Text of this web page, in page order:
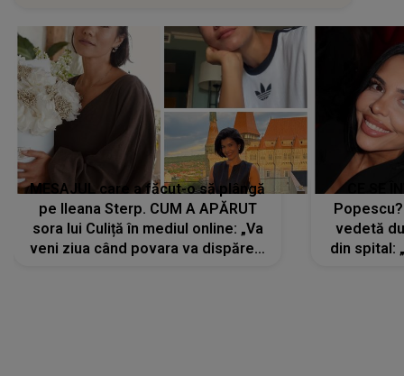
MESAJUL care a făcut-o să plângă
pe Ileana Sterp. CUM A APĂRUT
sora lui Culiță în mediul online: „Va
veni ziua când povara va dispărea,
vedetă
din spital: